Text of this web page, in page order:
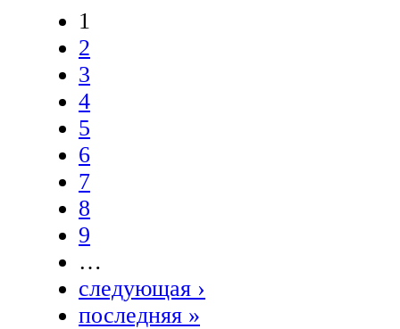
1
2
3
4
5
6
7
8
9
…
следующая ›
последняя »